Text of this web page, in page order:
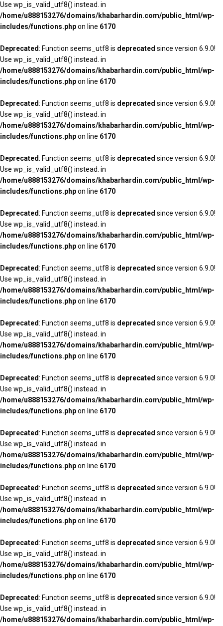
Use wp_is_valid_utf8() instead. in
/home/u888153276/domains/khabarhardin.com/public_html/wp-
includes/functions.phpon line 6170
Deprecated: Function seems_utf8 is deprecated since version 6.9.0!
Use wp_is_valid_utf8() instead. in
/home/u888153276/domains/khabarhardin.com/public_html/wp-
includes/functions.phpon line 6170
Deprecated: Function seems_utf8 is deprecated since version 6.9.0!
Use wp_is_valid_utf8() instead. in
/home/u888153276/domains/khabarhardin.com/public_html/wp-
includes/functions.phpon line 6170
Deprecated: Function seems_utf8 is deprecated since version 6.9.0!
Use wp_is_valid_utf8() instead. in
/home/u888153276/domains/khabarhardin.com/public_html/wp-
includes/functions.phpon line 6170
Deprecated: Function seems_utf8 is deprecated since version 6.9.0!
Use wp_is_valid_utf8() instead. in
/home/u888153276/domains/khabarhardin.com/public_html/wp-
includes/functions.phpon line 6170
Deprecated: Function seems_utf8 is deprecated since version 6.9.0!
Use wp_is_valid_utf8() instead. in
/home/u888153276/domains/khabarhardin.com/public_html/wp-
includes/functions.phpon line 6170
Deprecated: Function seems_utf8 is deprecated since version 6.9.0!
Use wp_is_valid_utf8() instead. in
/home/u888153276/domains/khabarhardin.com/public_html/wp-
includes/functions.phpon line 6170
Deprecated: Function seems_utf8 is deprecated since version 6.9.0!
Use wp_is_valid_utf8() instead. in
/home/u888153276/domains/khabarhardin.com/public_html/wp-
includes/functions.phpon line 6170
Deprecated: Function seems_utf8 is deprecated since version 6.9.0!
Use wp_is_valid_utf8() instead. in
/home/u888153276/domains/khabarhardin.com/public_html/wp-
includes/functions.phpon line 6170
Deprecated: Function seems_utf8 is deprecated since version 6.9.0!
Use wp_is_valid_utf8() instead. in
/home/u888153276/domains/khabarhardin.com/public_html/wp-
includes/functions.phpon line 6170
Deprecated: Function seems_utf8 is deprecated since version 6.9.0!
Use wp_is_valid_utf8() instead. in
/home/u888153276/domains/khabarhardin.com/public_html/wp-
includes/functions.phpon line 6170
Deprecated: Function seems_utf8 is deprecated since version 6.9.0!
Use wp_is_valid_utf8() instead. in
/home/u888153276/domains/khabarhardin.com/public_html/wp-